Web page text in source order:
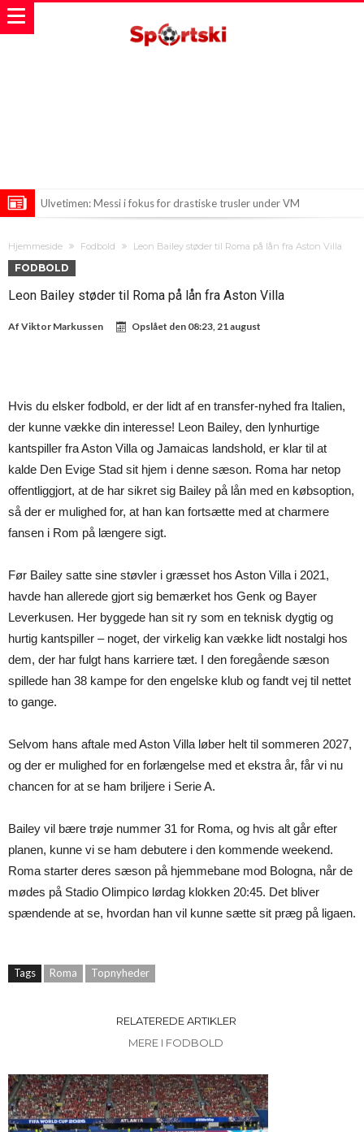
Ulvetimen: Messi i fokus for drastiske trusler under VM
Ny titel: Bliver Romero i Spurs? Inter kæmper for at få det til at gå
op, mens Atletico lurer på chancen
Hjemmeside Fodbold Leon Bailey støder til Roma på lån fra Aston Villa
FODBOLD
Leon Bailey støder til Roma på lån fra Aston Villa
Af Viktor Markussen Opslået den 08:23, 21 august
Hvis du elsker fodbold, er der lidt af en transfer-nyhed fra Italien,
der kunne vække din interesse! Leon Bailey, den lynhurtige
kantspiller fra Aston Villa og Jamaicas landshold, er klar til at
kalde Den Evige Stad sit hjem i denne sæson. Roma har netop
offentliggjort, at de har sikret sig Bailey på lån med en købsoption,
så der er mulighed for, at han kan fortsætte med at charmere
fansen i Rom på længere sigt.
Før Bailey satte sine støvler i græsset hos Aston Villa i 2021,
havde han allerede gjort sig bemærket hos Genk og Bayer
Leverkusen. Her byggede han sit ry som en teknisk dygtig og
hurtig kantspiller – noget, der virkelig kan vække lidt nostalgi hos
dem, der har fulgt hans karriere tæt. I den foregående sæson
spillede han 38 kampe for den engelske klub og fandt vej til nettet
to gange.
Selvom hans aftale med Aston Villa løber helt til sommeren 2027,
og der er mulighed for en forlængelse med et ekstra år, får vi nu
chancen for at se ham briljere i Serie A.
Bailey vil bære trøje nummer 31 for Roma, og hvis alt går efter
planen, kunne vi se ham debutere i den kommende weekend.
Roma starter deres sæson på hjemmebane mod Bologna, når de
mødes på Stadio Olimpico lørdag klokken 20:45. Det bliver
spændende at se, hvordan han vil kunne sætte sit præg på ligaen.
Tags Roma Topnyheder
RELATEREDE ARTIKLER
MERE I FODBOLD